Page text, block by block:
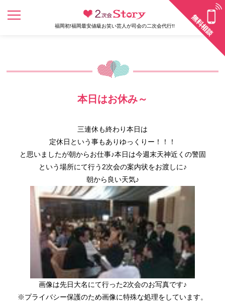
福岡初!福岡最安値級お笑い芸人が司会の二次会代行!!
本日はお休み～
三連休も終わり本日は
定休日という事もありゆっくりー！！！
と思いましたが朝からお仕事♪本日は今週末天神近くの警固
という場所にて行う2次会の案内状をお渡しに♪
朝から良い天気♪
画像は先日大名にて行った2次会のお写真です♪
※プライバシー保護のため画像に特殊な処理をしています。